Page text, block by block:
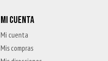
MI CUENTA
Mi cuenta
Mis compras